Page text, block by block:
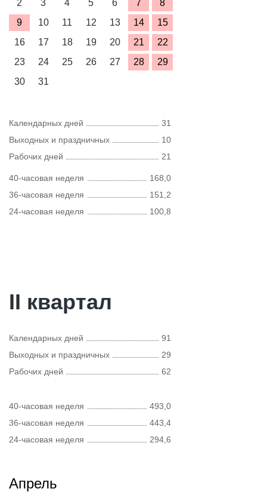
2
3 4 5 6 7
8
9
10 11 12 13 14
15
16
17 18 19 20 21
22
23
24 25 26 27 28
29
30
31
Календарных дней
31
Выходных и праздничных
10
Рабочих дней
21
40-часовая неделя
168,0
36-часовая неделя
151,2
24-часовая неделя
100,8
II квартал
Календарных дней
91
Выходных и праздничных
29
Рабочих дней
62
40-часовая неделя
493,0
36-часовая неделя
443,4
24-часовая неделя
294,6
Апрель